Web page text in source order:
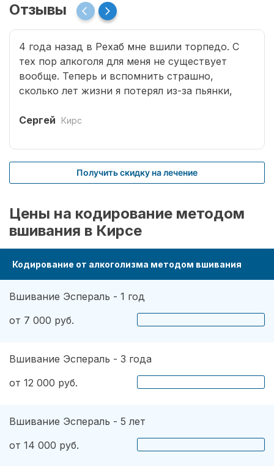
Отзывы
4 года назад в Рехаб мне вшили торпедо. С
тех пор алкоголя для меня не существует
вообще. Теперь и вспомнить страшно,
сколько лет жизни я потерял из-за пьянки,
мою новую жизнь.
Сергей Кирс
Получить скидку на лечение
Цены на кодирование методом
вшивания в Кирсе
Кодирование от алкоголизма методом вшивания
Вшивание Эспераль - 1 год
от 7 000 руб.
Вшивание Эспераль - 3 года
от 12 000 руб.
Вшивание Эспераль - 5 лет
от 14 000 руб.